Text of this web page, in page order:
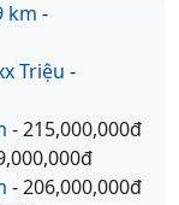
km -
Triệu -
- 215,000,000đ
- 206,000,000đ